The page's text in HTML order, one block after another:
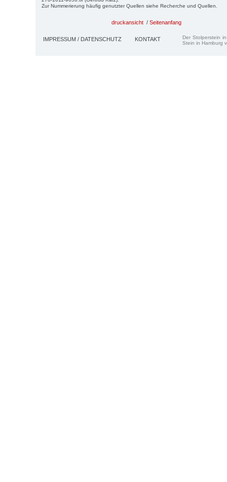
Zur Nummerierung häufig genutzter Quellen siehe Recherche und Quellen.
druckansicht / Seitenanfang
IMPRESSUM / DATENSCHUTZ KONTAKT
Der Stolperstein
Stein in Hamburg